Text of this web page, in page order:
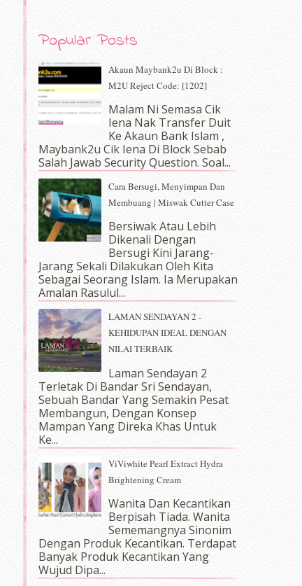
Popular Posts
Akaun Maybank2u Di Block :
M2U Reject Code: [1202]
Malam Ni Semasa Cik
Iena Nak Transfer Duit
Ke Akaun Bank Islam ,
Maybank2u Cik Iena Di Block Sebab
Salah Jawab Security Question. Soal...
Cara Bersugi, Menyimpan Dan
Membuang | Miswak Cutter Case
Bersiwak Atau Lebih
Dikenali Dengan
Bersugi Kini Jarang-
Jarang Sekali Dilakukan Oleh Kita
Sebagai Seorang Islam. Ia Merupakan
Amalan Rasulul...
LAMAN SENDAYAN 2 -
KEHIDUPAN IDEAL DENGAN
NILAI TERBAIK
Laman Sendayan 2
Terletak Di Bandar Sri Sendayan,
Sebuah Bandar Yang Semakin Pesat
Membangun, Dengan Konsep
Mampan Yang Direka Khas Untuk
Ke...
ViViwhite Pearl Extract Hydra
Brightening Cream
Wanita Dan Kecantikan
Berpisah Tiada. Wanita
Sememangnya Sinonim
Dengan Produk Kecantikan. Terdapat
Banyak Produk Kecantikan Yang
Wujud Dipa...